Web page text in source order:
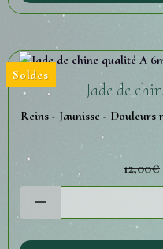
Soldes
Jade de
Reins - Jaunisse -
12,00€